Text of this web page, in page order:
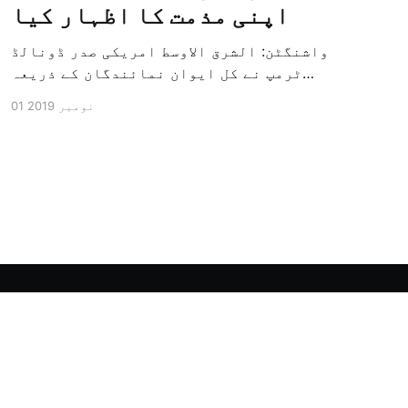
اپنی مذمت کا اظہار کیا
واشنگٹن: الشرق الاوسط امریکی صدر ڈونالڈ
ٹرمپ نے کل ایوان نمائندگان کے ذریعہ
جاری کرنے کے سلسلہ میں اپنی مذمت کا
01 نومبر 2019